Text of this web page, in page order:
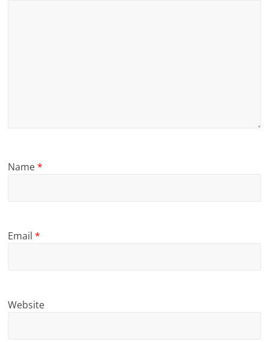
Name*
Email*
Website